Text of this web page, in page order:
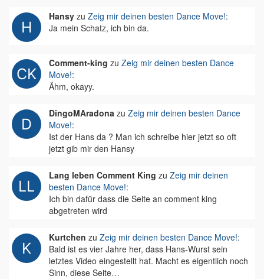
Hansy zu Zeig mir deinen besten Dance Move!:
Ja mein Schatz, ich bin da.
Comment-king zu Zeig mir deinen besten Dance
Move!:
Ähm, okayy.
DingoMAradona zu Zeig mir deinen besten Dance
Move!:
Ist der Hans da ? Man ich schreibe hier jetzt so oft
jetzt gib mir den Hansy
Lang leben Comment King zu Zeig mir deinen
besten Dance Move!:
Ich bin dafür dass die Seite an comment king
abgetreten wird
Kurtchen zu Zeig mir deinen besten Dance Move!:
Bald ist es vier Jahre her, dass Hans-Wurst sein
letztes Video eingestellt hat. Macht es eigentlich noch
Sinn, diese Seite…